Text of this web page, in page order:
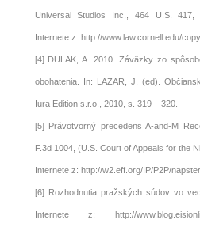
Universal Studios Inc., 464 U.S. 417,
Internete z: http://www.law.cornell.edu/
[4]DULAK, A. 2010. Záväzky zo
obohatenia. In: LAZAR, J. (ed).
Iura Edition s.r.o., 2010, s. 319 – 320.
[5]Právotvorný precedens A-and-M
F.3d 1004, (U.S. Court of Appeals for the
Internete z: http://w2.eff.org/IP/P2P/
[6]Rozhodnutia pražských súdov vo
Internete z: http://